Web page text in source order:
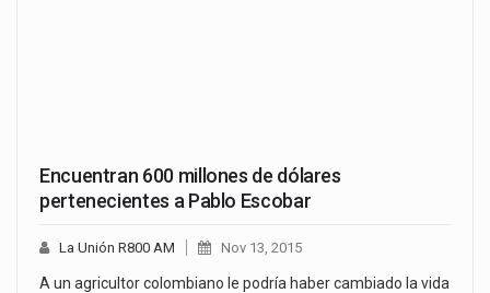
Encuentran 600 millones de dólares
pertenecientes a Pablo Escobar
La Unión R800 AM Nov 13, 2015
A un agricultor colombiano le podría haber cambiado la vida